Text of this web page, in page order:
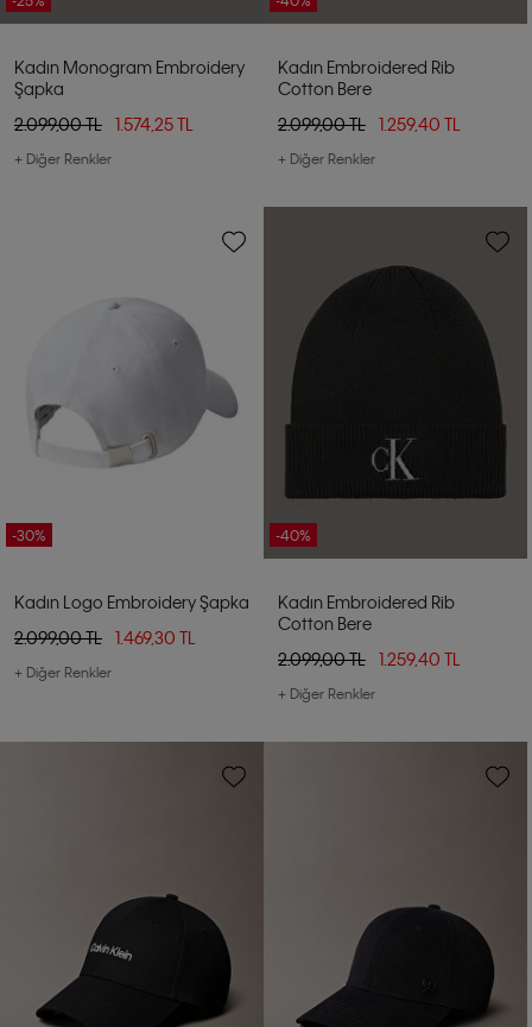
Kadın Monogram Embroidery
Şapka
2.099,00 TL
1.574,25 TL
+ Diğer Renkler
Kadın Embroidered Rib
Cotton Bere
2.099,00 TL
1.259,40 TL
+ Diğer Renkler
-30%
Kadın Logo Embroidery Şapka
2.099,00 TL
1.469,30 TL
+ Diğer Renkler
-40%
Kadın Embroidered Rib
Cotton Bere
2.099,00 TL
1.259,40 TL
+ Diğer Renkler